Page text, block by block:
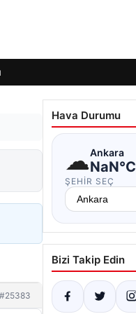
#25383
Hava Durumu
☁Ankara
NaN°C
ŞEHIR SEÇ
Bizi Takip Edin